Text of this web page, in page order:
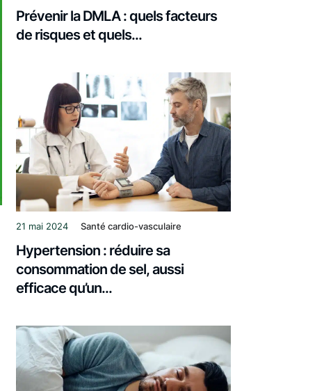
Prévenir la DMLA : quels facteurs
de risques et quels...
21 mai 2024 Santé cardio-vasculaire
Hypertension : réduire sa
consommation de sel, aussi
efficace qu’un...